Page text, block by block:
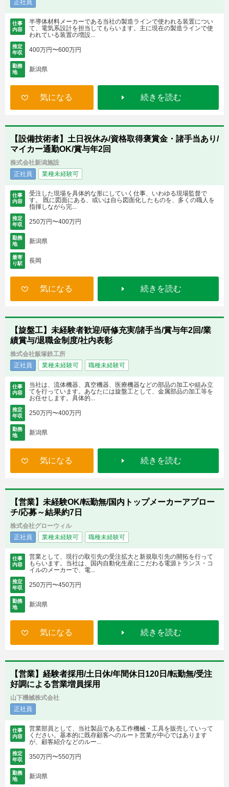
正社員
仕事
内容
半導体材料メーカーである当社の製造ラインで使われる装置につい
て、電気系設計を担当してもらいます。主に現在の製造ラインで使
われている装置の増設...
推定
年収
400万円〜600万円
勤務
地
新潟県
気になる 続きを読む
【設備技術者】土日祝休み/資格取得褒賞金・諸手当あり/
マイカー通勤OK/賞与年2回
株式会社新潟施設
正社員
業種未経験可
仕事
内容
受注した現場を具体的な形にしていく仕事、いわゆる現場監督で
す。 既に図面にある、或いは自ら図面化したものを、多くの職人を
指揮しながら完...
推定
年収
250万円〜400万円
勤務
地
新潟県
最寄
り駅
長岡
気になる 続きを読む
【旋盤工】未経験者歓迎/研修充実/諸手当/賞与年2回/業
績賞与/退職金制度/社内表彰
株式会社飯塚鉄工所
正社員
業種未経験可 職種未経験可
仕事
内容
当社は、流体機器、真空機器、医療機器などの部品の加工や組み立
てを行っています。あなたには旋盤工として、金属部品の加工等を
お任せします。具体的...
推定
年収
250万円〜400万円
勤務
地
新潟県
気になる 続きを読む
【営業】未経験OK/転勤無/国内トップメーカーアプロー
チ/応募～結果約7日
株式会社グローウィル
正社員
業種未経験可 職種未経験可
仕事
内容
営業として、現行の取引先の受注拡大と新規取引先の開拓を行って
もらいます。当社は、国内自動化生産にこだわる電源トランス・コ
イルのメーカーで、電...
推定
年収
250万円〜450万円
勤務
地
新潟県
気になる 続きを読む
【営業】経験者採用/土日休/年間休日120日/転勤無/受注
好調による営業増員採用
山下機械株式会社
正社員
仕事
内容
営業部員として、当社製品である工作機械・工具を販売していって
ください。基本的に既存顧客へのルート営業が中心ではあります
が、顧客紹介などのルー...
推定
年収
350万円〜550万円
勤務
地
新潟県